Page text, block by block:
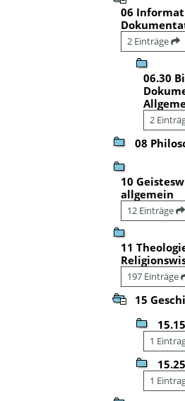
06
2 Einträge
06.30
2
08
10
allgemein
12 Einträge
11
197 Einträge
15
1
1